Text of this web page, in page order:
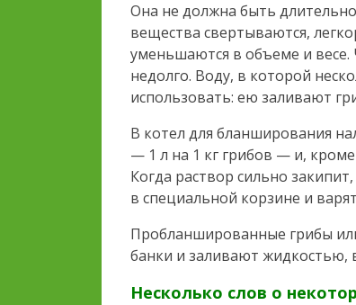
Она не должна быть
вещества свертываются,
уменьшаются в объеме и
недолго. Воду, в которой
использовать: ею заливают
В котел для бланширования
— 1 л на 1 кг грибов — и,
Когда раствор сильно
в специальной корзине и
Пробланшированные грибы
банки и заливают жидкостью,
Несколько слов о